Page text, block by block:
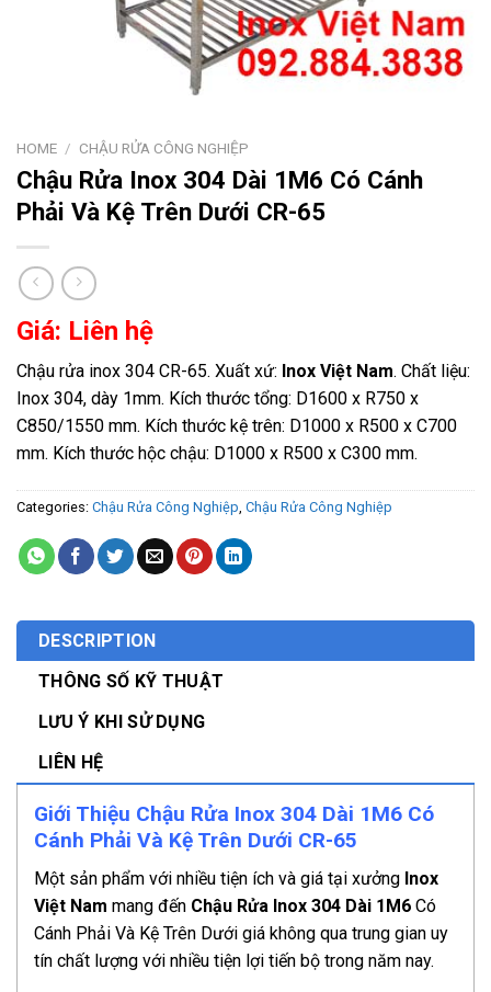
HOME / CHẬU RỬA CÔNG NGHIỆP
Chậu Rửa Inox 304 Dài 1M6 Có Cánh
Phải Và Kệ Trên Dưới CR-65
Giá: Liên hệ
Chậu rửa inox 304 CR-65. Xuất xứ: Inox Việt Nam. Chất liệu:
Inox 304, dày 1mm. Kích thước tổng: D1600 x R750 x
C850/1550 mm. Kích thước kệ trên: D1000 x R500 x C700
mm. Kích thước hộc chậu: D1000 x R500 x C300 mm.
Categories: Chậu Rửa Công Nghiệp, Chậu Rửa Công Nghiệp
DESCRIPTION
THÔNG SỐ KỸ THUẬT
LƯU Ý KHI SỬ DỤNG
LIÊN HỆ
Giới Thiệu Chậu Rửa Inox 304 Dài 1M6 Có
Cánh Phải Và Kệ Trên Dưới CR-65
Một sản phẩm với nhiều tiện ích và giá tại xưởng Inox
Việt Nam mang đến Chậu Rửa Inox 304 Dài 1M6 Có
Cánh Phải Và Kệ Trên Dưới giá không qua trung gian uy
tín chất lượng với nhiều tiện lợi tiến bộ trong năm nay.